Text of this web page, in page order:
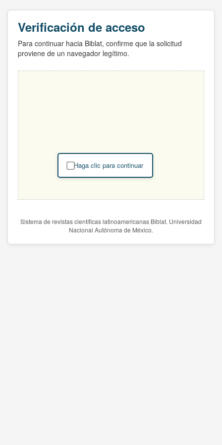
Verificación de acceso
Para continuar hacia Biblat, confirme que la solicitud
proviene de un navegador legítimo.
Haga clic para continuar
Sistema de revistas científicas latinoamericanas Biblat. Universidad
Nacional Autónoma de México.